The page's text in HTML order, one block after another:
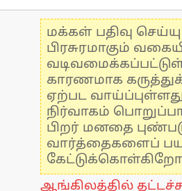
மக்கள் பதிவு
பிரசுரமாகும்
காரணமாக
ஏற்பட
நிர்வாகம்
பிறர் மனதை
வார்த்தைகளைப்
ஆங்கிலத்தில்